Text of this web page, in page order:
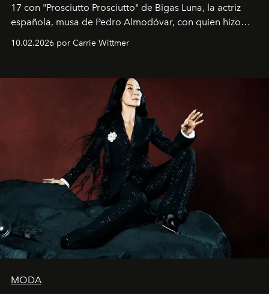
17 con "Prosciutto Prosciutto" de Bigas Luna, la actriz
española, musa de Pedro Almodóvar, con quien hizo
Barcelona", ha dividido su tiempo entre Europa y
dirigida por Maggie Gyllenhaal.
10.02.2026 por Carrie Wittmer
MODA